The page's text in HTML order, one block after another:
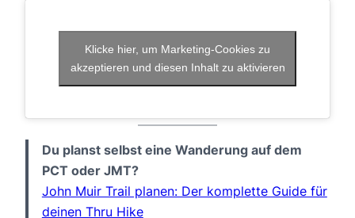
Klicke hier, um Marketing-Cookies zu
akzeptieren und diesen Inhalt zu aktivieren
Du planst selbst eine Wanderung auf dem
PCT oder JMT?
John Muir Trail planen: Der komplette Guide für
deinen Thru Hike